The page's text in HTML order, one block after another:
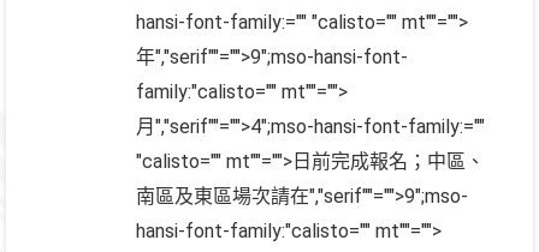
hansi-font-family:="" "calisto="" mt""="">
年","serif""="">9";mso-hansi-font-
family:"calisto="" mt""="">
月 ","serif""="">4";mso-hansi-font-family:=""
"calisto="" mt""="">日前完成報名；中區、
南區及東區場次請在","serif""="">9";mso-
hansi-font-family:"calisto="" mt""="">